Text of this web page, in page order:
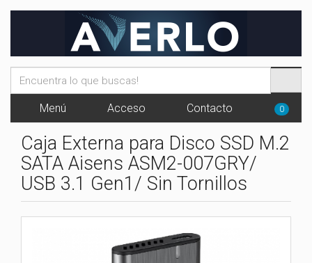
Menú Acceso Contacto 0
Caja Externa para Disco SSD M.2
SATA Aisens ASM2-007GRY/
USB 3.1 Gen1/ Sin Tornillos